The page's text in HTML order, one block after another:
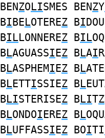
BENZOLISMES BENZY
BIBELOTEREZ BI
BILLONNEREZ BIL
BLAGUASSIEZ BLAI
BLASPHEMIEZ BL
BLETTISSIEZ BL
BLISTERISEZ BLITZ
BLONDOIEREZ BL
BLUFFASSIEZ BOITI